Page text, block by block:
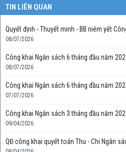
TIN LIÊN QUAN
Quyết định - Thuyết minh - BB niêm yết
08/07/2026
Công khai Ngân sách 6 tháng đầu năm
08/07/2026
Công khai Ngân sách 6 tháng đầu năm
07/07/2026
Công khai Ngân sách 3 tháng đầu năm
09/04/2026
QĐ công khai quyết toán Thu - Chi Ngân